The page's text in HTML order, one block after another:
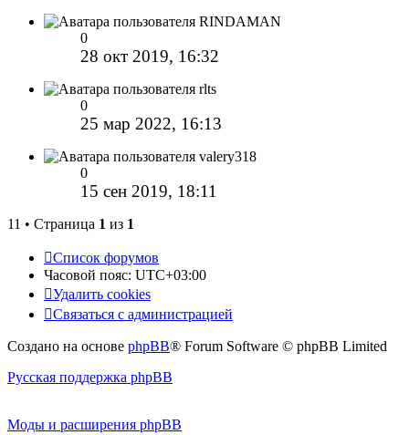
RINDAMAN
0
28 окт 2019, 16:32
rlts
0
25 мар 2022, 16:13
valery318
0
15 сен 2019, 18:11
11 • Страница 1 из 1
Список форумов
Часовой пояс: UTC+03:00
Удалить cookies
Связаться с администрацией
Создано на основе phpBB® Forum Software © phpBB Limited
Русская поддержка phpBB
Моды и расширения phpBB